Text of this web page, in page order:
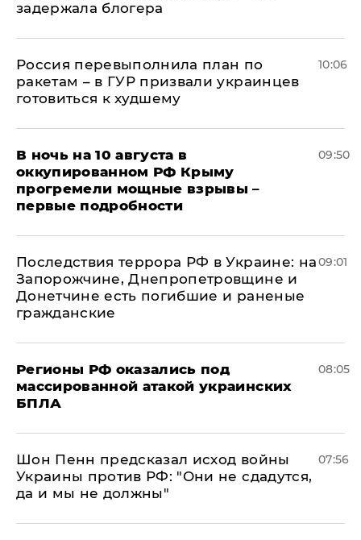
задержала блогера
Россия перевыполнила план по
ракетам – в ГУР призвали украинцев
готовиться к худшему
10:06
В ночь на 10 августа в
оккупированном РФ Крыму
прогремели мощные взрывы –
первые подробности
09:50
Последствия террора РФ в Украине: на
Запорожчине, Днепропетровщине и
Донетчине есть погибшие и раненые
гражданские
09:01
Регионы РФ оказались под
массированной атакой украинских
БПЛА
08:05
Шон Пенн предсказал исход войны
Украины против РФ: "Они не сдадутся,
да и мы не должны"
07:56